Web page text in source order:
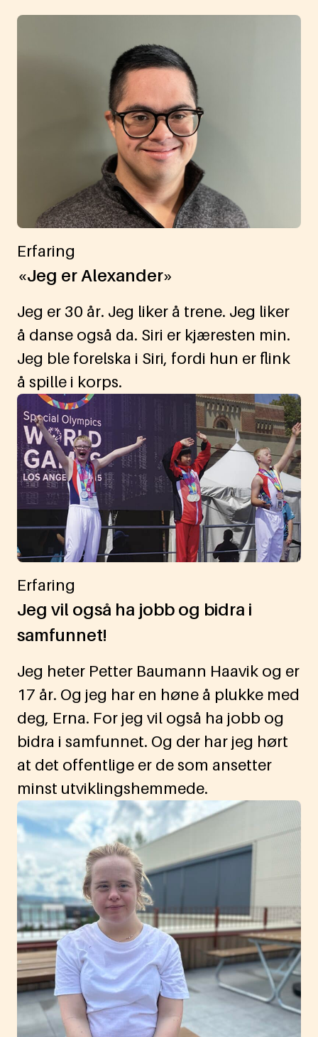
Erfaring
«Jeg er Alexander»
Jeg er 30 år. Jeg liker å trene. Jeg liker
å danse også da. Siri er kjæresten min.
Jeg ble forelska i Siri, fordi hun er flink
å spille i korps.
Erfaring
Jeg vil også ha jobb og bidra i
samfunnet!
Jeg heter Petter Baumann Haavik og er
17 år. Og jeg har en høne å plukke med
deg, Erna. For jeg vil også ha jobb og
bidra i samfunnet. Og der har jeg hørt
at det offentlige er de som ansetter
minst utviklingshemmede.